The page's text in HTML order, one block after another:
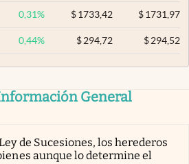
0,31% $ 1733,42 $1731,97
0,44% $ 294,72 $294,52
General
de Sucesiones, los herederos
aunque lo determine el